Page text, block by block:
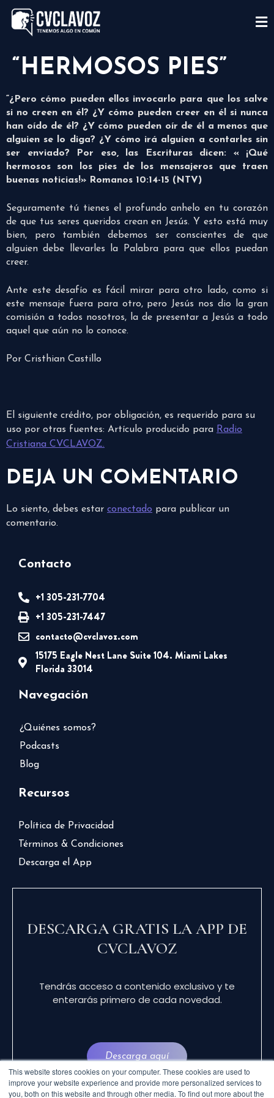
This website stores cookies on your computer. These cookies are used to
improve your website experience and provide more personalized services to
you, both on this website and through other media. To find out more about the
“HERMOSOS PIES”
“¿Pero cómo pueden ellos invocarlo para que los salve
si no creen en él? ¿Y cómo pueden creer en él si nunca
han oído de él? ¿Y cómo pueden oír de él a menos que
alguien se lo diga? ¿Y cómo irá alguien a contarles sin
ser enviado? Por eso, las Escrituras dicen: « ¡Qué
hermosos son los pies de los mensajeros que traen
buenas noticias!» Romanos 10:14-15 (NTV)
Seguramente tú tienes el profundo anhelo en tu corazón
de que tus seres queridos crean en Jesús. Y esto está muy
bien, pero también debemos ser conscientes de que
alguien debe llevarles la Palabra para que ellos puedan
creer.
Ante este desafío es fácil mirar para otro lado, como si
este mensaje fuera para otro, pero Jesús nos dio la gran
comisión a todos nosotros, la de presentar a Jesús a todo
aquel que aún no lo conoce.
Por Cristhian Castillo
El siguiente crédito, por obligación, es requerido para su
uso por otras fuentes: Artículo producido para Radio
Cristiana CVCLAVOZ.
DEJA UN COMENTARIO
Lo siento, debes estar conectado para publicar un
comentario.
Contacto
+1 305-231-7704
+1 305-231-7447
contacto@cvclavoz.com
15175 Eagle Nest Lane Suite 104. Miami Lakes
Florida 33014
Navegación
¿Quiénes somos?
Podcasts
Blog
Recursos
Política de Privacidad
Términos & Condiciones
Descarga el App
DESCARGA GRATIS LA APP DE
CVCLAVOZ
Tendrás acceso a contenido exclusivo y te
enterarás primero de cada novedad.
Descarga aquí